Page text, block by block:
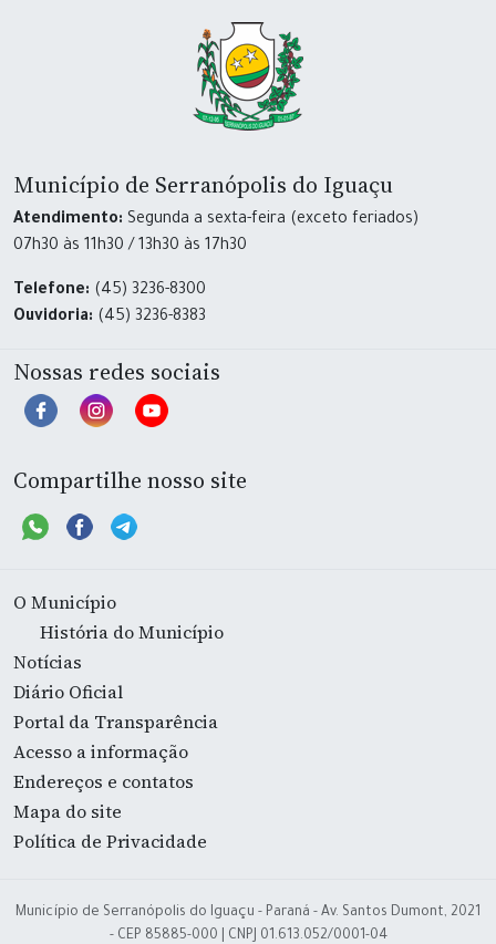
Município de Serranópolis do Iguaçu
Atendimento: Segunda a sexta-feira (exceto feriados)
07h30 às 11h30 / 13h30 às 17h30
Telefone: (45) 3236-8300
Ouvidoria: (45) 3236-8383
Nossas redes sociais
Compartilhe nosso site
O Município
História do Município
Notícias
Diário Oficial
Portal da Transparência
Acesso a informação
Endereços e contatos
Mapa do site
Política de Privacidade
Município de Serranópolis do Iguaçu - Paraná - Av. Santos Dumont, 2021
- CEP 85885-000 | CNPJ 01.613.052/0001-04